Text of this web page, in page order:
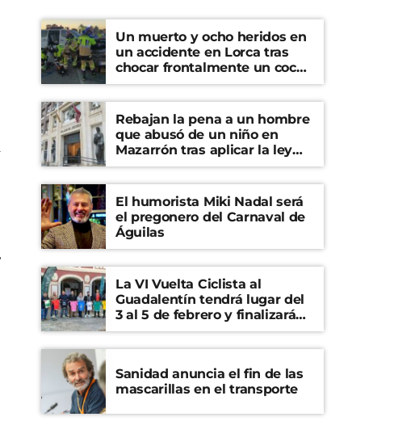
Un muerto y ocho heridos en
un accidente en Lorca tras
chocar frontalmente un coche
y una furgoneta
Rebajan la pena a un hombre
que abusó de un niño en
Mazarrón tras aplicar la ley
del ‘solo sí es sí’
El humorista Miki Nadal será
el pregonero del Carnaval de
Águilas
La VI Vuelta Ciclista al
Guadalentín tendrá lugar del
3 al 5 de febrero y finalizará
en el Castillo de Lorca
Sanidad anuncia el fin de las
mascarillas en el transporte